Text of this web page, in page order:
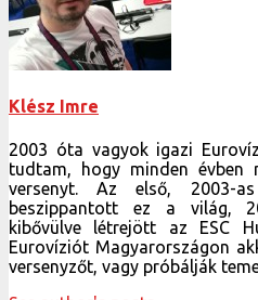
Klész Imre
2003 óta vagyok igazi
tudtam, hogy minden évben
versenyt. Az első, 2003-
beszippantott ez a világ,
kibővülve létrejött az ESC
Eurovíziót Magyarországon
versenyzőt, vagy próbálják